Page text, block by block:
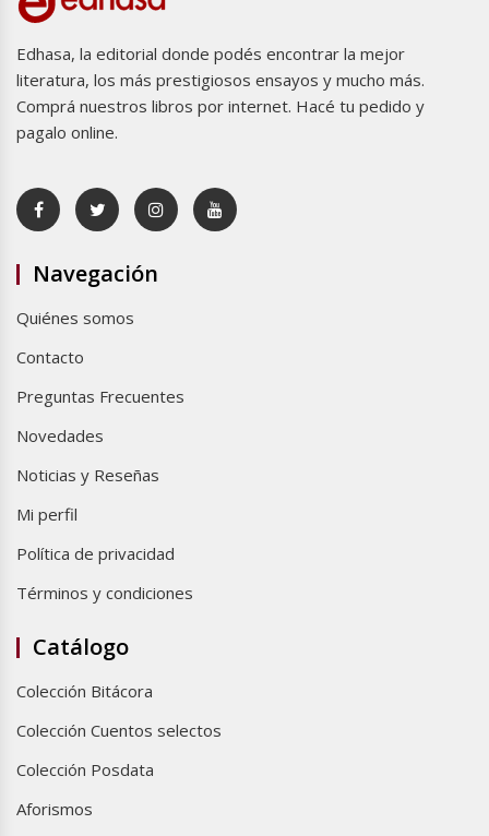
Edhasa, la editorial donde podés encontrar la mejor
literatura, los más prestigiosos ensayos y mucho más.
Comprá nuestros libros por internet. Hacé tu pedido y
pagalo online.
Navegación
Quiénes somos
Contacto
Preguntas Frecuentes
Novedades
Noticias y Reseñas
Mi perfil
Política de privacidad
Términos y condiciones
Catálogo
Colección Bitácora
Colección Cuentos selectos
Colección Posdata
Aforismos